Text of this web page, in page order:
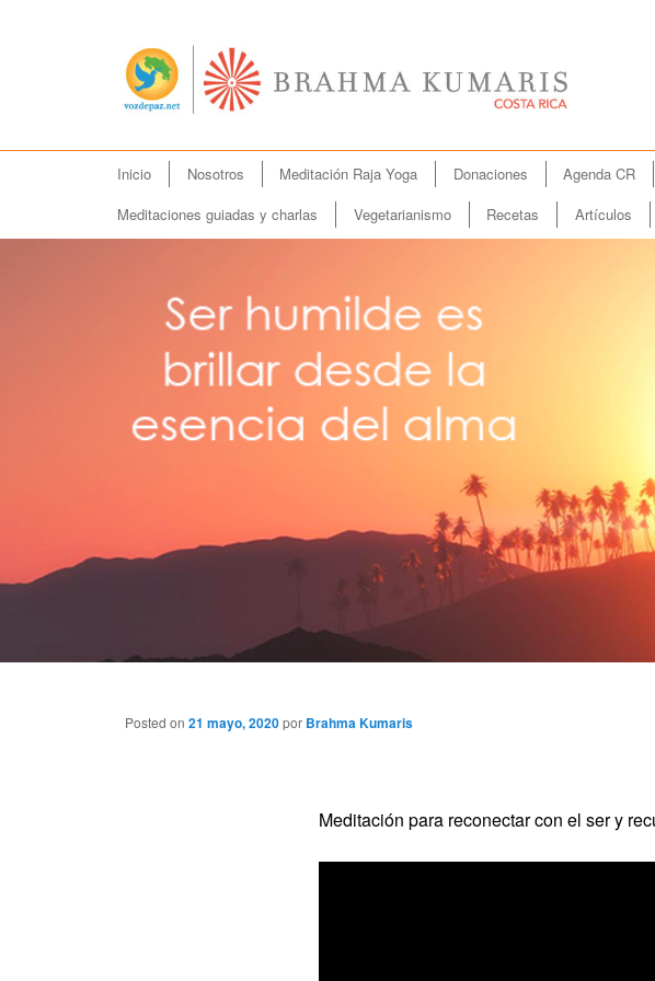
Ir
al
contenido
Inicio Nosotros Meditación Raja Yoga Donaciones Agenda CR
Meditaciones guiadas y charlas
Vegetarianismo Recetas Artículos
Meditación para reconectar con el ser y
Posted on 21 mayo, 2020 por Brahma Kumaris